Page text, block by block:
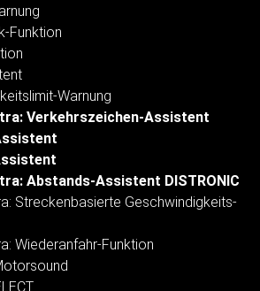
Funktion
Warnung
Verkehrszeichen-Assistent
Abstands-Assistent DISTRONIC
Streckenbasierte Geschwindigkeits-
Wiederanfahr-Funktion